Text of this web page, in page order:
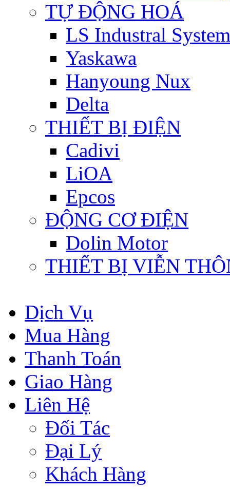
TỰ ĐỘNG HOÁ
LS Industral
Yaskawa
Hanyoung Nux
Delta
THIẾT BỊ ĐIỆN
Cadivi
LiOA
Epcos
ĐỘNG CƠ ĐIỆN
Dolin Motor
THIẾT BỊ VIỄN
Dịch Vụ
Mua Hàng
Thanh Toán
Giao Hàng
Liên Hệ
Đối Tác
Đại Lý
Khách Hàng